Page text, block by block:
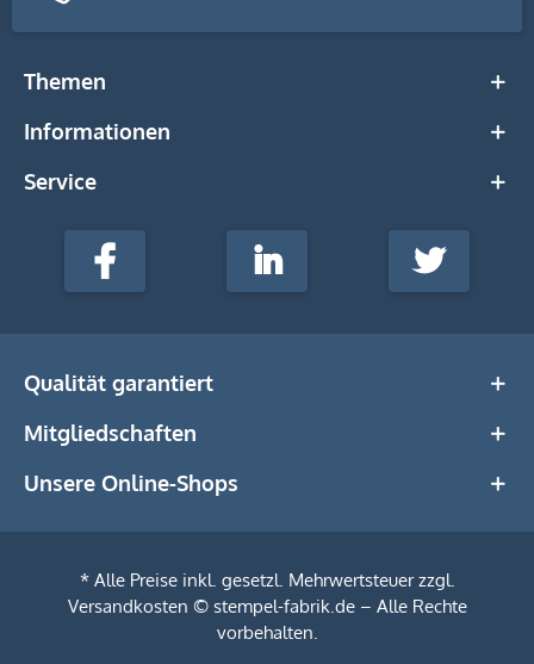
Themen
Informationen
Service
stempel-
Media
Facebook LinkedIn Twitter
Qualität garantiert
Mitgliedschaften
Unsere Online-Shops
* Alle Preise inkl. gesetzl. Mehrwertsteuer zzgl.
Versandkosten © stempel-fabrik.de – Alle Rechte
vorbehalten.